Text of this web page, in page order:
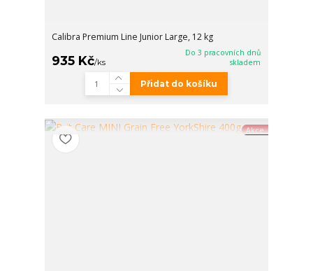
Calibra Premium Line Junior Large, 12 kg
935 Kč/ks
Do 3 pracovních dnů
skladem
Přidat do košíku
Akce